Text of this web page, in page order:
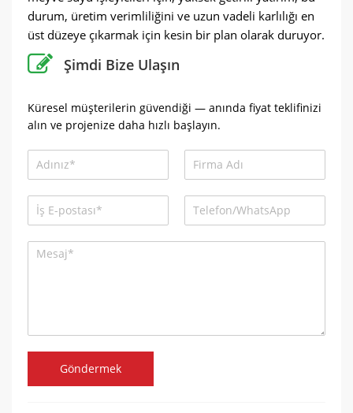
durum, üretim verimliliğini ve uzun vadeli karlılığı en
üst düzeye çıkarmak için kesin bir plan olarak duruyor.
Şimdi Bize Ulaşın
Küresel müşterilerin güvendiği — anında fiyat teklifinizi
alın ve projenize daha hızlı başlayın.
Göndermek